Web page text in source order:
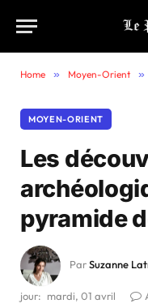
Home » Moyen-Orient »
MOYEN-ORIENT
Les
pyramide
ParSuzanne
jour: mardi, 01 avril